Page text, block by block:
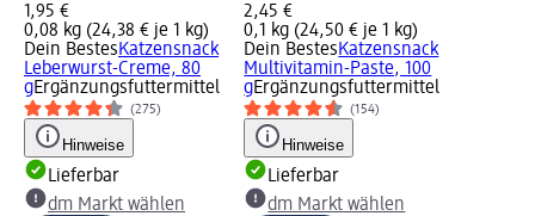
1,95 €
0,08 kg (24,38 € je 1 kg)
Dein BestesKatzensnack
Leberwurst-Creme, 80
gErgänzungsfuttermittel
(275)
Hinweise
Lieferbar
dm Markt wählen
2,45 €
0,1 kg (24,50 € je 1 kg)
Dein BestesKatzensnack
Multivitamin-Paste, 100
gErgänzungsfuttermittel
(154)
Hinweise
Lieferbar
dm Markt wählen